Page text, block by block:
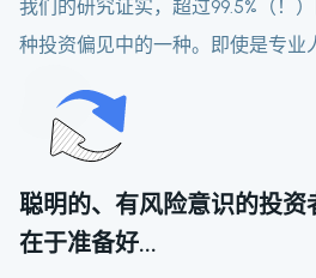
我们的研究证实，超过99.5%（！
种投资偏见中的一种。即使是专业
聪明的、有风险意识的投资
在于准备好...